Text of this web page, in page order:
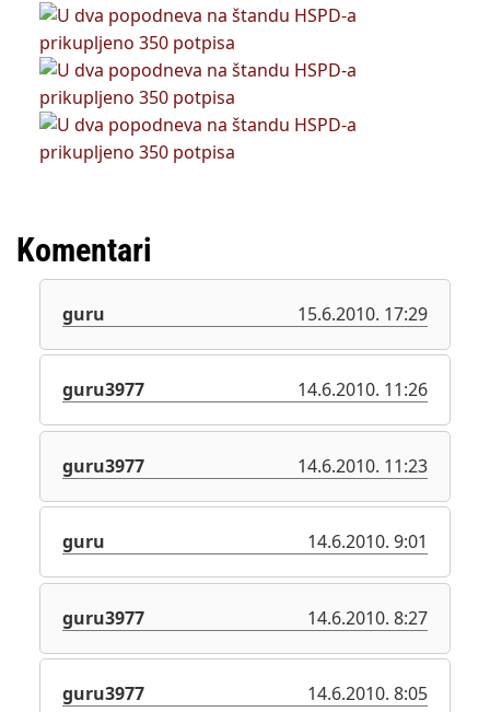
Komentari
guru 15.6.2010. 17:29
guru3977 14.6.2010. 11:26
guru3977 14.6.2010. 11:23
guru 14.6.2010. 9:01
guru3977 14.6.2010. 8:27
guru3977 14.6.2010. 8:05